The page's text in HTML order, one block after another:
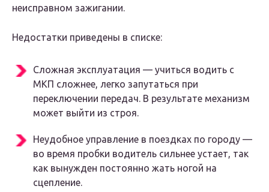
неисправном зажигании.
Недостатки приведены в списке:
Сложная эксплуатация — учиться водить с
МКП сложнее, легко запутаться при
переключении передач. В результате механизм
может выйти из строя.
Неудобное управление в поездках по городу —
во время пробки водитель сильнее устает, так
как вынужден постоянно жать ногой на
сцепление.